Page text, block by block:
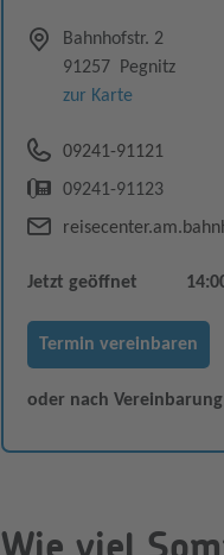
Bahnhofstr. 2
91257
Pegnitz
zur Karte
09241-91121
09241-91123
Jetzt geöffnet
Mo & Fr
Termin vereinbaren
oder nach Vereinbarung